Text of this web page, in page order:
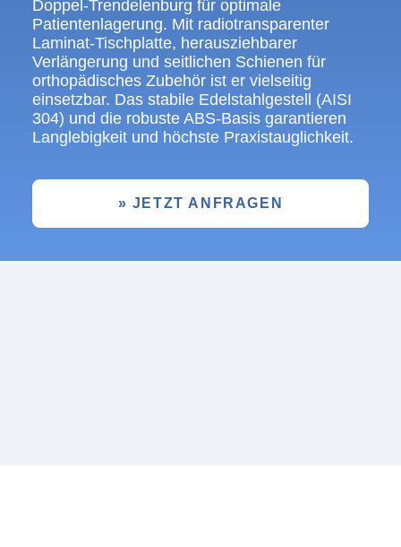
Doppel-Trendelenburg für optimale
Patientenlagerung. Mit radiotransparenter
Laminat-Tischplatte, herausziehbarer
Verlängerung und seitlichen Schienen für
orthopädisches Zubehör ist er vielseitig
einsetzbar. Das stabile Edelstahlgestell (AISI
304) und die robuste ABS-Basis garantieren
Langlebigkeit und höchste Praxistauglichkeit.
» JETZT ANFRAGEN